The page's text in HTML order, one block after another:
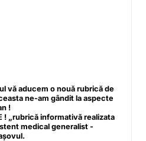
vă aducem o nouă rubrică de
ne-am gândit la aspecte
!
! „rubrică informativă realizata
medical generalist -